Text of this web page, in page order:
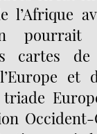
l’Afrique
cartes de
et